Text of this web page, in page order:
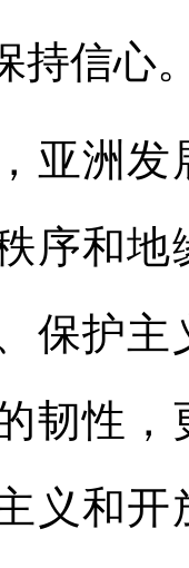
持信心
洲发
序和
保护
韧性
义和